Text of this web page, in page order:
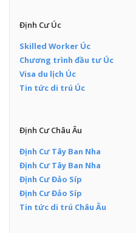
Định Cư Úc
Skilled Worker Úc
Chương trình đầu tư Úc
Visa du lịch Úc
Tin tức di trú Úc
Định Cư Châu Âu
Định Cư Tây Ban Nha
Định Cư Tây Ban Nha
Định Cư Đảo Síp
Định Cư Đảo Síp
Tin tức di trú Châu Âu